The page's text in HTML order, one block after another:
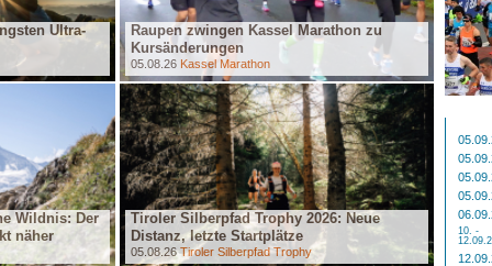
Ultra-
Raupen zwingen Kassel Marathon zu
Kursänderungen
05.08.26 Kassel Marathon
Wildnis: Der
näher
Tiroler Silberpfad Trophy 2026: Neue
Distanz, letzte Startplätze
05.08.26Tiroler Silberpfad Trophy
10. -